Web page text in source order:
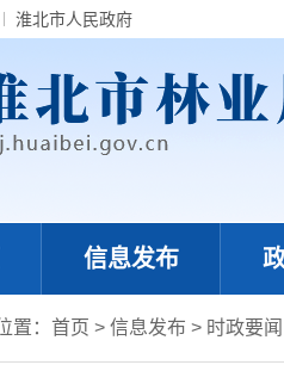
淮北市人民政府
信息发布
置： 首页 > 信息发布 > 时政要闻